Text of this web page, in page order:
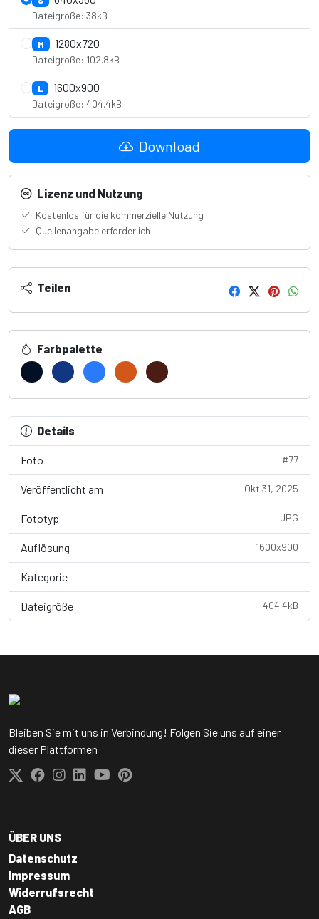
Dateigröße: 38kB
M 1280x720
Dateigröße: 102.8kB
L 1600x900
Dateigröße: 404.4kB
Download
Lizenz und Nutzung
Kostenlos für die kommerzielle Nutzung
Quellenangabe erforderlich
Teilen
Farbpalette
Details
Foto #77
Veröffentlicht am Okt 31, 2025
Fototyp JPG
Auflösung 1600x900
Kategorie
Dateigröße 404.4kB
Bleiben Sie mit uns in Verbindung! Folgen Sie uns auf einer
dieser Plattformen
ÜBER UNS
Datenschutz
Impressum
Widerrufsrecht
AGB